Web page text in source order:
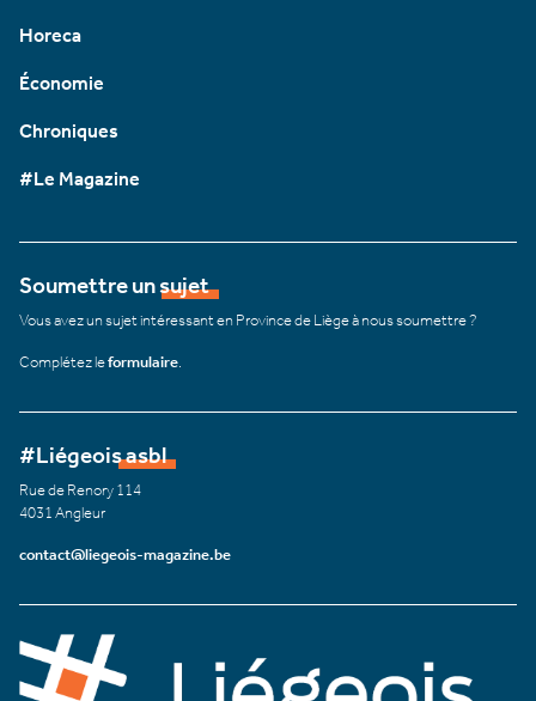
Horeca
Économie
Chroniques
#Le Magazine
Soumettre un sujet
Vous avez un sujet intéressant en Province de Liège à nous soumettre ?
Complétez leformulaire
#Liégeois asbl
Rue de Renory 114
4031 Angleur
contact@liegeois-magazine.be